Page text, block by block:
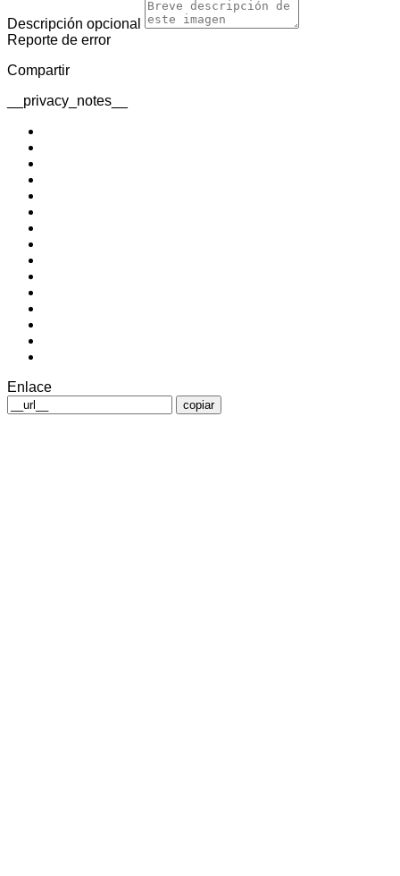
Descripción opcional
Reporte de error
Compartir
__privacy_notes__
Enlace
copiar